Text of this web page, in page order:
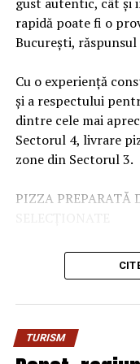
tradițiile locale și a
Transilvaniei.
URMATORUL
Curățare Tapiterii
Canapele, Fotolii și
NU RATATI
Femei care inspiră:
Timișoreana,
prima de pe
înființată la inițiativa
Conform sursei,
legătură istorică cu
Sursa:
rapidă poate fi o
București,
Cu o experiență
și a respectului
dintre cele mai
Sectorul 4, livrare
zone din Sectorul 3.
PIZZA PREPARATĂ
O pizza cu
ingredientele. De
Blatul este pregătit
TURISM